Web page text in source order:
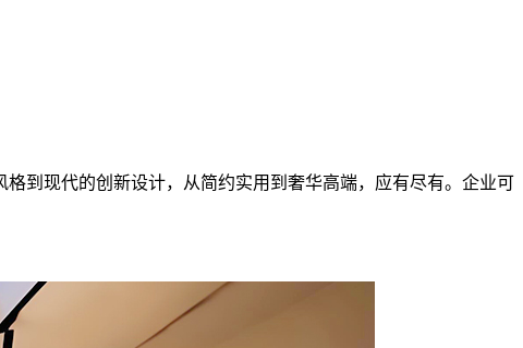
到现代的创新设计，从简约实用到奢华高端，应有尽有。企业可